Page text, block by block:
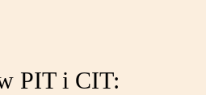
PIT i CIT: